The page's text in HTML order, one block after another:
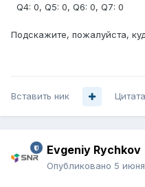
Q4: 0, Q5: 0, Q6: 0, Q7: 0
Подскажите, пожалуйста,
Вставить ник Цитата
Evgeniy Rychkov
Опубликовано 5